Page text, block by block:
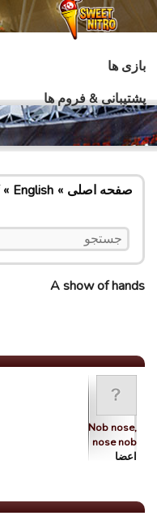
بازی ها
پشتیبانی & فروم ها
صفحه اصلی English
A show of hands
Nob nose,
nose nob
اعضا